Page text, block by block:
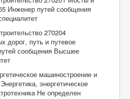
Инженер путей сообщения
270204
дорог, путь и путевое
сообщения Высшее
машиностроение и
энергетическое
Не определен